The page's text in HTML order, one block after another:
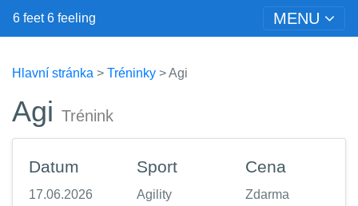
6 feet 6 feeling MENU
Hlavní stránka > Tréninky > Agi
Agi Trénink
Datum
17.06.2026
Sport
Agility
Cena
Zdarma